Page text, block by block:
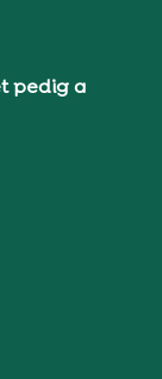
pedig a